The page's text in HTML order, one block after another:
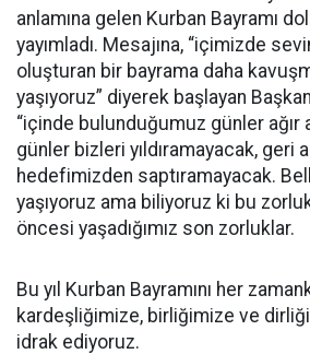
anlamına gelen Kurban Bayramı
yayımladı. Mesajına, “içimizde
oluşturan bir bayrama daha
yaşıyoruz” diyerek başlayan
“içinde bulunduğumuz günler ağır
günler bizleri yıldıramayacak, geri
hedefimizden saptıramayacak.
yaşıyoruz ama biliyoruz ki bu
öncesi yaşadığımız son zorluklar.
Bu yıl Kurban Bayramını her
kardeşliğimize, birliğimize ve
idrak ediyoruz.